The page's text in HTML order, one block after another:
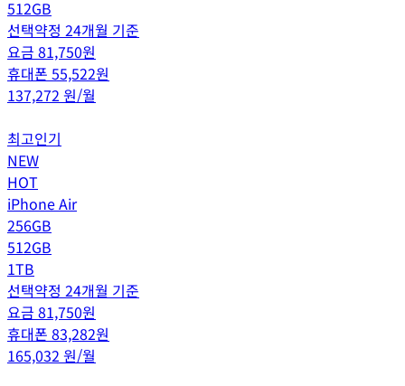
512GB
선택약정 24개월 기준
요금 81,750원
휴대폰 55,522원
137,272 원/월
최고인기
NEW
HOT
iPhone Air
256GB
512GB
1TB
선택약정 24개월 기준
요금 81,750원
휴대폰 83,282원
165,032 원/월